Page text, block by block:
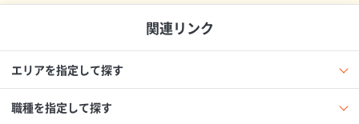
関連リンク
エリアを指定して探す
職種を指定して探す